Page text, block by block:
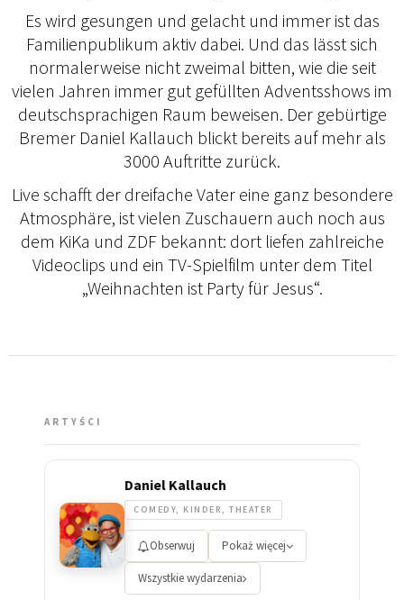
Es wird gesungen und gelacht und immer ist das
Familienpublikum aktiv dabei. Und das lässt sich
normalerweise nicht zweimal bitten, wie die seit
vielen Jahren immer gut gefüllten Adventsshows im
deutschsprachigen Raum beweisen. Der gebürtige
Bremer Daniel Kallauch blickt bereits auf mehr als
3000 Auftritte zurück.
Live schafft der dreifache Vater eine ganz besondere
Atmosphäre, ist vielen Zuschauern auch noch aus
dem KiKa und ZDF bekannt: dort liefen zahlreiche
Videoclips und ein TV-Spielfilm unter dem Titel
„Weihnachten ist Party für Jesus“.
ARTYŚCI
Daniel Kallauch
COMEDY, KINDER, THEATER
Obserwuj Pokaż więcej
Wszystkie wydarzenia